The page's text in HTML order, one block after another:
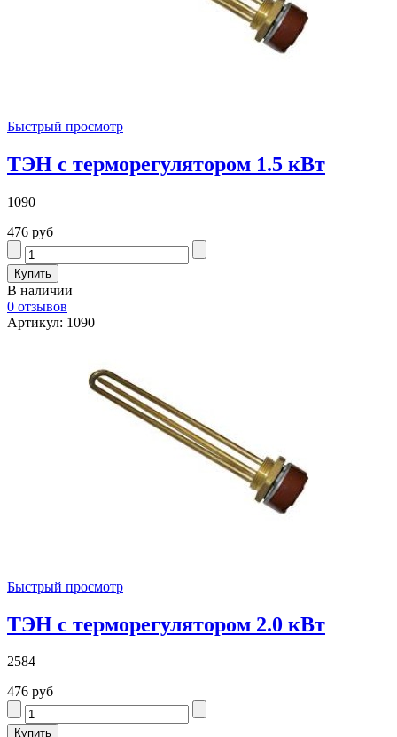
Быстрый просмотр
ТЭН с терморегулятором 1.5 кВт
1090
476 руб
В наличии
0 отзывов
Артикул: 1090
Быстрый просмотр
ТЭН с терморегулятором 2.0 кВт
2584
476 руб